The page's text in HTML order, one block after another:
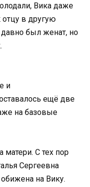
Вика даже
в другую
был женат, но
и
ещё две
на базовые
матери. С тех пор
Сергеевна
на Вику.